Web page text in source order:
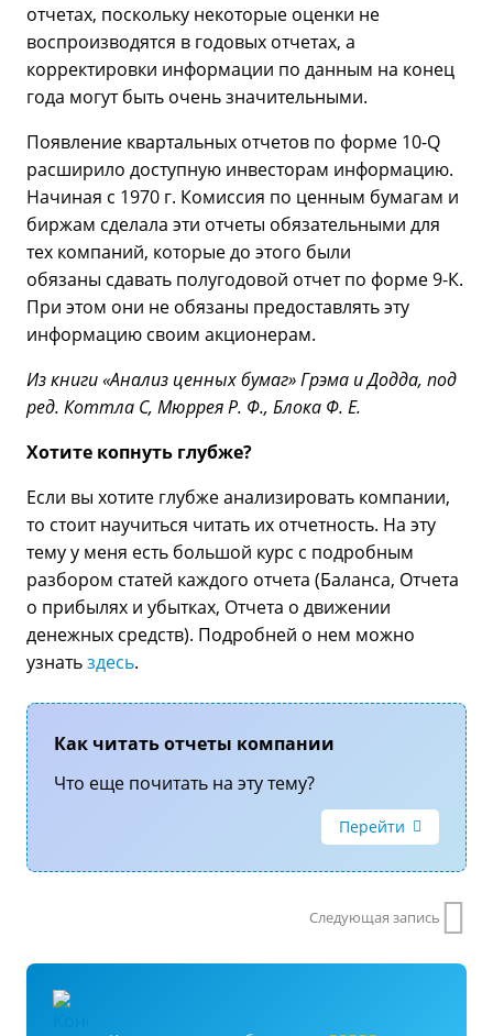
отчетах, поскольку некоторые оценки не
воспроизводятся в годовых отчетах, а
корректировки информации по данным на конец
года могут быть очень значительными.
Появление квартальных отчетов по форме 10-Q
расширило доступную инвесторам информацию.
Начиная с 1970 г. Комиссия по ценным бумагам и
биржам сделала эти отчеты обязательными для
тех компаний, которые до этого были
обязаны сдавать полугодовой отчет по форме 9-К.
При этом они не обязаны предоставлять эту
информацию своим акционерам.
Из книги «Анализ ценных бумаг» Грэма и Додда, под
ред. Коттла С, Мюррея Р. Ф., Блока Ф. Е.
Хотите копнуть глубже?
Если вы хотите глубже анализировать компании,
то стоит научиться читать их отчетность. На эту
тему у меня есть большой курс с подробным
разбором статей каждого отчета (Баланса, Отчета
о прибылях и убытках, Отчета о движении
денежных средств). Подробней о нем можно
узнатьздесь.
Как читать отчеты компании
Что еще почитать на эту тему?
Перейти
Следующая запись